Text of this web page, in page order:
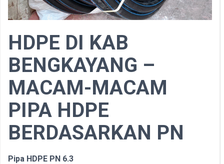
HDPE DI KAB
BENGKAYANG –
MACAM-MACAM
PIPA HDPE
BERDASARKAN PN
Pipa HDPE PN 6.3